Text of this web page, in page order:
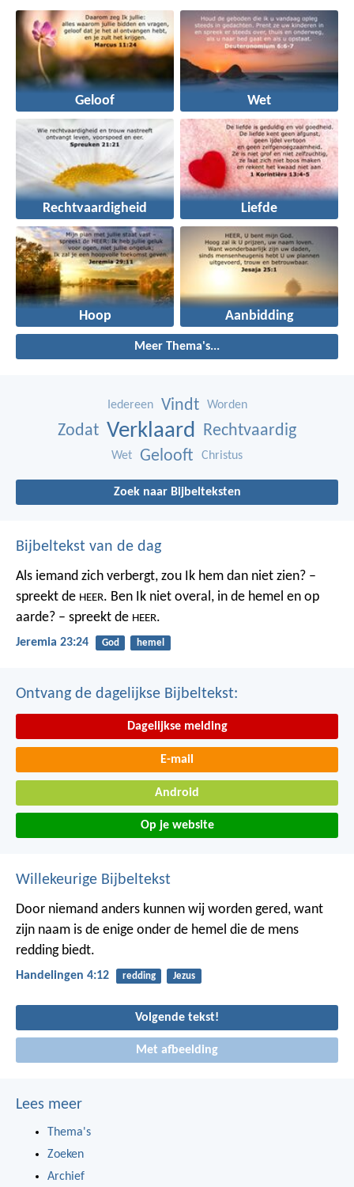
Geloof Wet
Rechtvaardigheid Liefde
Hoop Aanbidding
Meer Thema's...
Iedereen Vindt Worden
Zodat Verklaard Rechtvaardig
Wet Gelooft Christus
Zoek naar Bijbelteksten
Bijbeltekst van de dag
Als iemand zich verbergt, zou Ik hem dan niet zien? –
spreekt de HEER. Ben Ik niet overal, in de hemel en op
aarde? – spreekt de HEER.
Jeremia 23:24 God hemel
Ontvang de dagelijkse Bijbeltekst:
Dagelijkse melding
E-mail
Android
Op je website
Willekeurige Bijbeltekst
Door niemand anders kunnen wij worden gered, want
zijn naam is de enige onder de hemel die de mens
redding biedt.
Handelingen 4:12 redding Jezus
Volgende tekst!
Met afbeelding
Lees meer
Thema's
Zoeken
Archief